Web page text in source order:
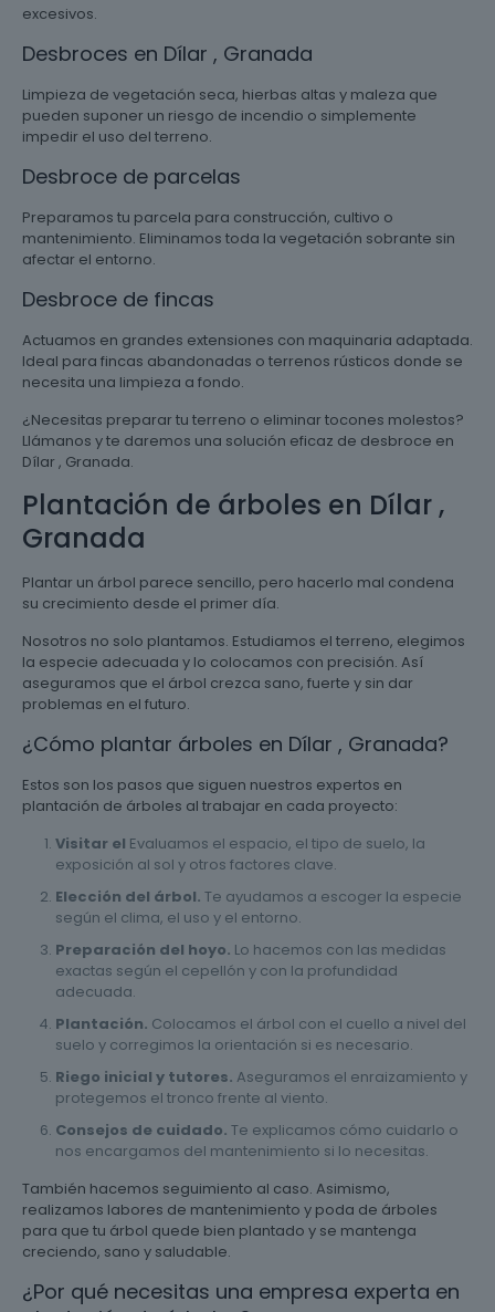
excesivos.
Desbroces en Dílar , Granada
Limpieza de vegetación seca, hierbas altas y maleza que
pueden suponer un riesgo de incendio o simplemente
impedir el uso del terreno.
Desbroce de parcelas
Preparamos tu parcela para construcción, cultivo o
mantenimiento. Eliminamos toda la vegetación sobrante sin
afectar el entorno.
Desbroce de fincas
Actuamos en grandes extensiones con maquinaria adaptada.
Ideal para fincas abandonadas o terrenos rústicos donde se
necesita una limpieza a fondo.
¿Necesitas preparar tu terreno o eliminar tocones molestos?
Llámanos y te daremos una solución eficaz de desbroce en
Dílar , Granada.
Plantación de árboles en Dílar ,
Granada
Plantar un árbol parece sencillo, pero hacerlo mal condena
su crecimiento desde el primer día.
Nosotros no solo plantamos. Estudiamos el terreno, elegimos
la especie adecuada y lo colocamos con precisión. Así
aseguramos que el árbol crezca sano, fuerte y sin dar
problemas en el futuro.
¿Cómo plantar árboles en Dílar , Granada?
Estos son los pasos que siguen nuestros expertos en
plantación de árboles al trabajar en cada proyecto:
Visitar el Evaluamos el espacio, el tipo de suelo, la
exposición al sol y otros factores clave.
Elección del árbol. Te ayudamos a escoger la especie
según el clima, el uso y el entorno.
Preparación del hoyo. Lo hacemos con las medidas
exactas según el cepellón y con la profundidad
adecuada.
Plantación. Colocamos el árbol con el cuello a nivel del
suelo y corregimos la orientación si es necesario.
Riego inicial y tutores. Aseguramos el enraizamiento y
protegemos el tronco frente al viento.
Consejos de cuidado. Te explicamos cómo cuidarlo o
nos encargamos del mantenimiento si lo necesitas.
También hacemos seguimiento al caso. Asimismo,
realizamos labores de mantenimiento y poda de árboles
para que tu árbol quede bien plantado y se mantenga
creciendo, sano y saludable.
¿Por qué necesitas una empresa experta en